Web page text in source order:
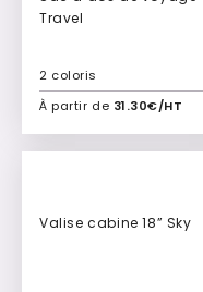
Travel
À partir de 31.30€/HT
2 coloris
Ajouter à mon devis
Valise cabine 18” Sky